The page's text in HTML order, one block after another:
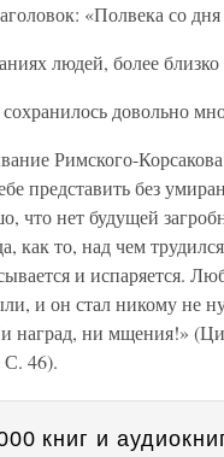
«Полвека со
людей, более
довольно
Римского-
представить без
что нет будущей
как то, над чем
и испаряется.
и он стал никому не
наград, ни мщения!»
С. 46).
книг и